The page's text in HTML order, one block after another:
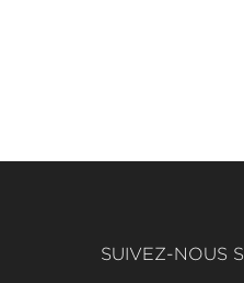
SUIVEZ-NOUS